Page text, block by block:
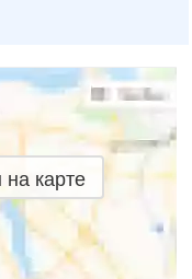
карте